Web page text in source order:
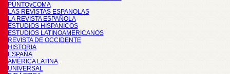
PUNTOyCOMA
LAS REVISTAS ESPANOLAS
LA REVISTA ESPAÑOLA
ESTUDIOS HISPANICOS
ESTUDIOS LATINOAMERICANOS
REVISTA DE OCCIDENTE
HISTORIA
ESPAÑA
AMÉRICA LATINA
UNIVERSAL